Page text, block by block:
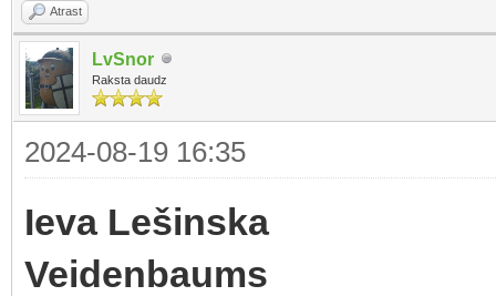
Atrast
LvSnor
Raksta daudz
2024-08-19 16:35
Ieva Lešinska
Veidenbaums